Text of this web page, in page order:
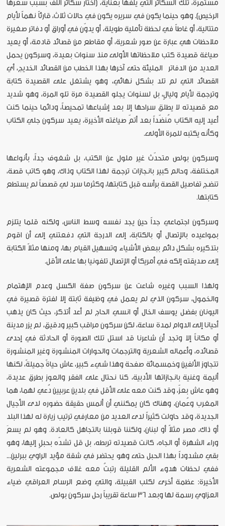
مستمرة، تلك السكائر التي يلفها بعناية، (اختار سكائر اللف بسبب سعرها
الرخيص). وهو حينما يكون في سريره يكون في حالات ثلاث، قارئاً نهماً لأيام
متتالية، أو غاطاً في لحظة تأملية طويلة، أو يدوّن في أوراق أو دفاتر صغيرة
ملاحظات هي عبارة عن صور شعرية، أو مقاطع من قصائد قادمة، أو يعيد
صياغة قصيدة كتب ملاحظاتها الأولى منذ سنوات بعيدة، وسركون يحمل
العديد من الدفاتر المليئة حتى آخرها بهذا الخطب من القصائد الخديج، أي
القصائد التي لم تلد بشكل نهائي، وهو يشتغل على القصيدة كتابة
وترجمة لأيام وليالٍ، بل لسنوات يجلو القصيدة مرة تلو المرة، وهو شديد
مع قصيدته لا يطلق سراحها إلا بعد إشباعها تمحيصاً، ودائما حينما كنت
أعيد إليه الكتاب مُنضّداً بعد أتمّ صياغته الأخيرة، يعيد سركون جلي الكتاب
وكأنه يكتبه للمرة الأولى.
وسركون بولص متحدّث غير ملول عن الكتب، بل شغوف جداً، بأنواعها
المختلفة، وحالم كبير بانجازات ترجمة لهذا الكتاب وذاك، وهو كاتب قصة،
تنضج تفاصيل القصة برأسه قبل كتابتها، وكثرما سرد لي قصصاً لم يستطع
كتابتها.
وسركون اجتماعي جداً حين يجد نفسه وسط الناس، ولكنه قلما يتلزم
بمواعيده بالإتصال أو بالكتابة، إلى الدرجة التي دفعتني إلى أن اقوم
بتذكيره بشكل دائم ببعض الأشياء وتسهيل القيام بها، ومنها مثلاً الكتابة
إلى صديقته إلكه في أمريكا أو الإتصال تلفونيا بها على الأقل.
ولهذا السبب وغيره شاعت عن سركون صفة الكسل وعدم الإهتمام
والخمول، سركون الذي لم يعمل في وظيفة ثابتة إلا لفترة قصيرة في
اليونان بفضل يوسف الخال أو انسي الحاج لم أعد أتذكر، حيث كان يذهب
أحيانا إلى الدوام لمدة ساعة، لكن سركون مراقب كبير ودقيق، لم يزر مدينة
أو مكاناً إلا وتجد أن شاعرنا قد استل تلك الصورة أو الحادثة في إحدى
قصائده، وأعماله الشعرية والترجمات والحوارات المنشورة وغير المنشورة
تتجاوز الألفين وخمسمائة صفحة وهذا شيء كبير، عاش حياةً جميلةً، لكنها
أليمة وغنية بانجازاتها الأدبية، كنا نحتال على الفقر والعوز بطرق عديدة،
وهو عاش بعزّ، وقد كنت معه على الأقل في بلدين عربيين دُعي لهما، هما
المغرب وعُمان، وهناك كان يمكنني أن ألمس حقيقة حضوره لدى الأجيال
الجديدة، وقد حاولت كثيراً لدى العديد من معارفي ترتيب زيارة له لهذا البلد
أو ذاك، مصر مثلاً أو لبنان، ولكننا قوبلنا بالتجاهل كالعادة. وهو لم يسعَ
وراء الشهرة أو الجاه، كانت قصيدته تربطه، بل قل تشدّه بحبلٍ إليها، وهو
بقي مشدوداً بهذا الحبل حتى وهو يحتضر في شقة مؤيد الراوي ببرلين...
ففي لحظات هدوء الألم القليلة رتبتُ معه غلاف مجموعته الشعرية
الأخيرة: عظمة أخرى لكلب القبيلة، والتي وضع الرسام العراقي ضياء
العزاوي رسمة لها وبعد 36 ساعة تقريباً رحل سركون بولص.